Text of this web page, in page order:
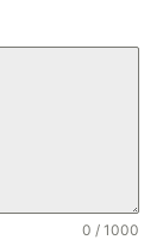
0 / 1000